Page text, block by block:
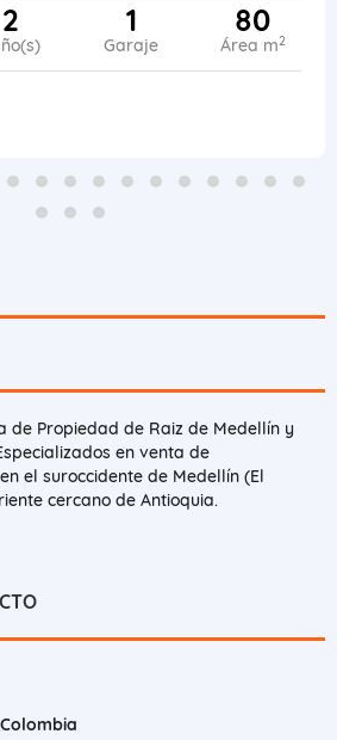
2 1
Garaje
80
Área m2
de Propiedad de Raiz de Medellín y
en venta de
el suroccidente de Medellín (El
cercano de Antioquia.